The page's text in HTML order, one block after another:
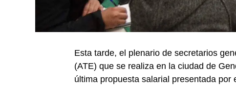
Esta tarde, el plenario de secretarios
(ATE) que se realiza en la ciudad de
última propuesta salarial presentada